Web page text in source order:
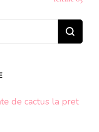
de cactus la pret